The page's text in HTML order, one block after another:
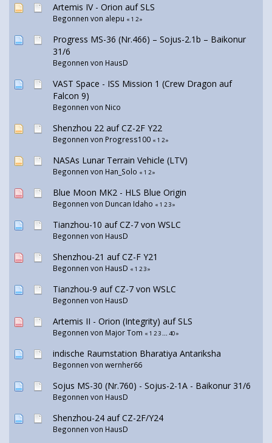
Artemis IV - Orion auf SLS
Begonnen von alepu « 1 2»
Progress MS-36 (Nr.466) – Sojus-2.1b – Baikonur
31/6
Begonnen von HausD
VAST Space - ISS Mission 1 (Crew Dragon auf
Falcon 9)
Begonnen von Nico
Shenzhou 22 auf CZ-2F Y22
Begonnen von Progress100 « 1 2»
NASAs Lunar Terrain Vehicle (LTV)
Begonnen von Han_Solo « 1 2»
Blue Moon MK2 - HLS Blue Origin
Begonnen von Duncan Idaho « 1 23»
Tianzhou-10 auf CZ-7 von WSLC
Begonnen von HausD
Shenzhou-21 auf CZ-F Y21
Begonnen von HausD « 1 23»
Tianzhou-9 auf CZ-7 von WSLC
Begonnen von HausD
Artemis II - Orion (Integrity) auf SLS
Begonnen von Major Tom « 1 23... 40»
indische Raumstation Bharatiya Antariksha
Begonnen von wernher66
Sojus MS-30 (Nr.760) - Sojus-2-1А - Baikonur 31/6
Begonnen von HausD
Shenzhou-24 auf CZ-2F/Y24
Begonnen von HausD